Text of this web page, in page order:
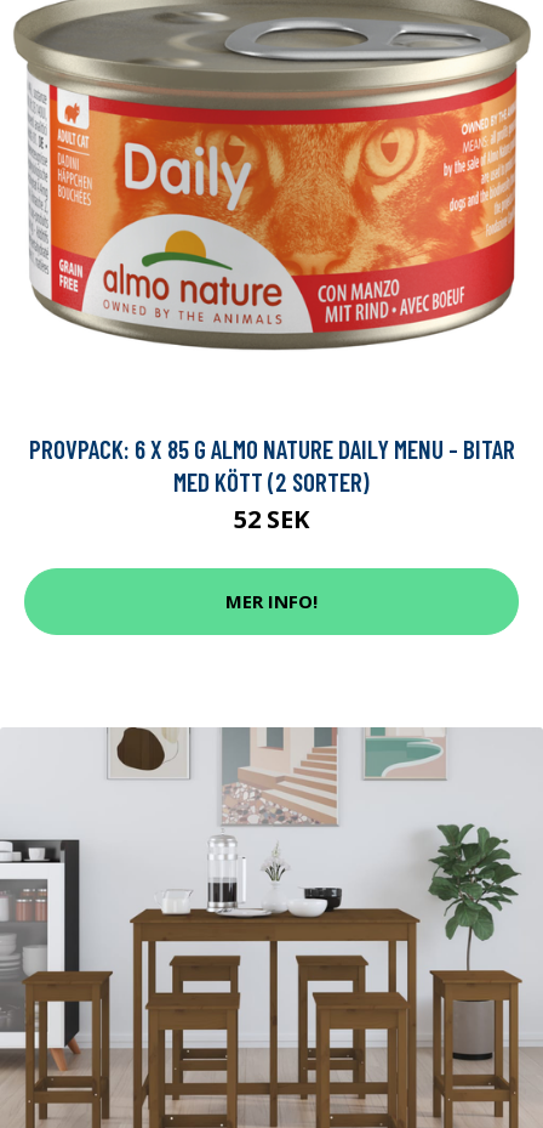
PROVPACK: 6 X 85 G ALMO NATURE DAILY MENU - BITAR
MED KÖTT (2 SORTER)
52 SEK
MER INFO!